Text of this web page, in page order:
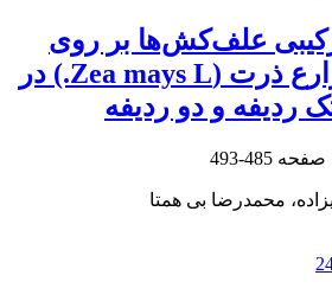
ترکیبی علف‌کش‌ها بر روی
علف‌های هرز مزارع ذرت (Zea mays L.) در
ردیفه و دو ردیفه
485-493
محمدرضا بی همتا